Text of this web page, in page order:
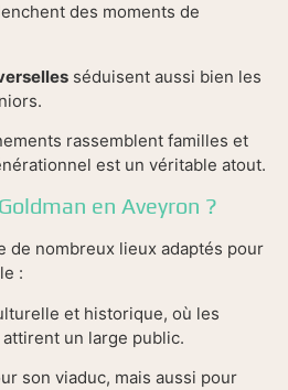
des moments de
séduisent aussi bien les
rassemblent familles et
est un véritable atout.
en Aveyron ?
de nombreux lieux adaptés pour
:
et historique, où les
un large public.
son viaduc, mais aussi pour